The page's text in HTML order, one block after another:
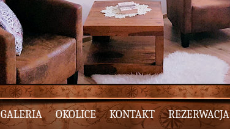
GALERIA OKOLICE KONTAKT REZERWACJA